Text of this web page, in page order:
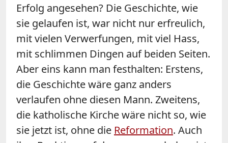
Erfolg angesehen? Die Geschichte, wie
sie gelaufen ist, war nicht nur erfreulich,
mit vielen Verwerfungen, mit viel Hass,
mit schlimmen Dingen auf beiden Seiten.
Aber eins kann man festhalten: Erstens,
die Geschichte wäre ganz anders
verlaufen ohne diesen Mann. Zweitens,
die katholische Kirche wäre nicht so, wie
sie jetzt ist, ohne die Reformation. Auch